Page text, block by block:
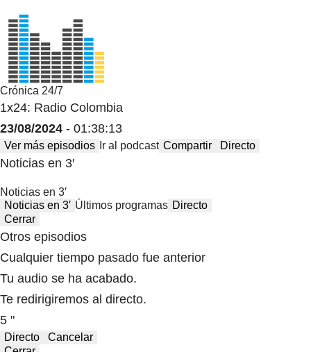
Crónica 24/7
1x24: Radio Colombia
23/08/2024 - 01:38:13
Ver más episodios Ir al podcast Compartir Directo
Noticias en 3′
Noticias en 3′
Noticias en 3′ Últimos programas Directo
Cerrar
Otros episodios
Cualquier tiempo pasado fue anterior
Tu audio se ha acabado.
Te redirigiremos al directo.
5 "
Directo
Cancelar